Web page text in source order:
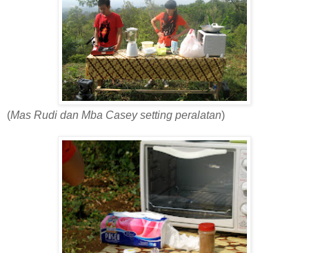
(Mas Rudi dan Mba Casey setting peralatan)